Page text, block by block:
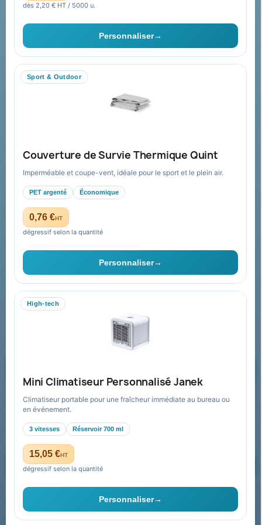
dès 2,20 € HT / 5000 u.
Personnaliser→
Sport & Outdoor
Couverture de Survie Thermique Quint
Imperméable et coupe-vent, idéale pour le sport et le plein air.
PET argenté Économique
0,76 €HT
dégressif selon la quantité
Personnaliser→
High-tech
Mini Climatiseur Personnalisé Janek
Climatiseur portable pour une fraîcheur immédiate au bureau ou
en événement.
3 vitesses Réservoir 700 ml
15,05 €HT
dégressif selon la quantité
Personnaliser→
Ils nous ont fait confiance
Livraison
Nous contacter
FAQ sur Promenoch Goodies Pub France
Conditions de retour
Paiement sécurisé
Plan du site
Contact & devis
06 09 53 17 41
WhatsApp
equipe@promenoch-goodies.com
Recevez nos offres spéciales
Vous pouvez vous désinscrire à tout moment. Vous trouverez pour
cela nos informations de contact dans les conditions d'utilisation du
site.